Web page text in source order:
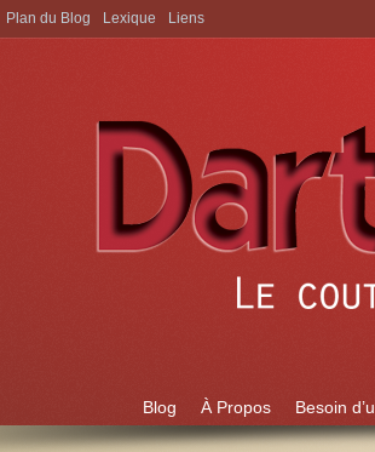
Aller à:
Blog À Propos Besoin
Plan du Blog Lexique Liens